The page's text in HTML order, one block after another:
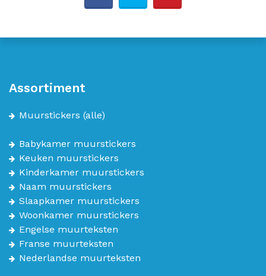
Assortiment
Muurstickers (alle)
Babykamer muurstickers
Keuken muurstickers
Kinderkamer muurstickers
Naam muurstickers
Slaapkamer muurstickers
Woonkamer muurstickers
Engelse muurteksten
Franse muurteksten
Nederlandse muurteksten